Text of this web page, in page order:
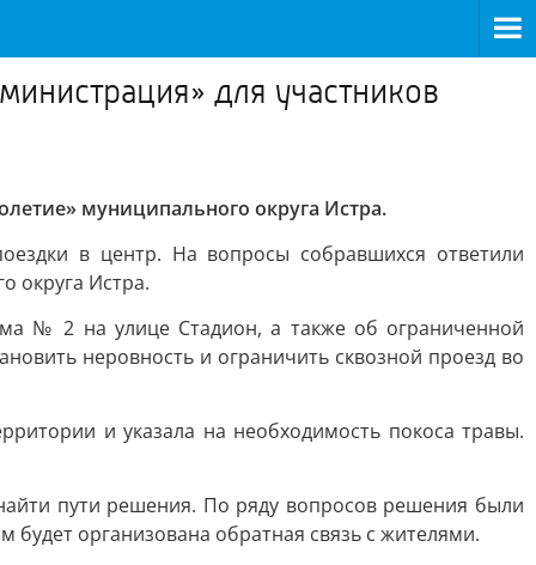
для участников
муниципального округа Истра.
в центр. На вопросы собравшихся ответили
округа Истра.
№ 2 на улице Стадион, а также об ограниченной
неровность и ограничить сквозной проезд во
и указала на необходимость покоса травы.
пути решения. По ряду вопросов решения были
организована обратная связь с жителями.